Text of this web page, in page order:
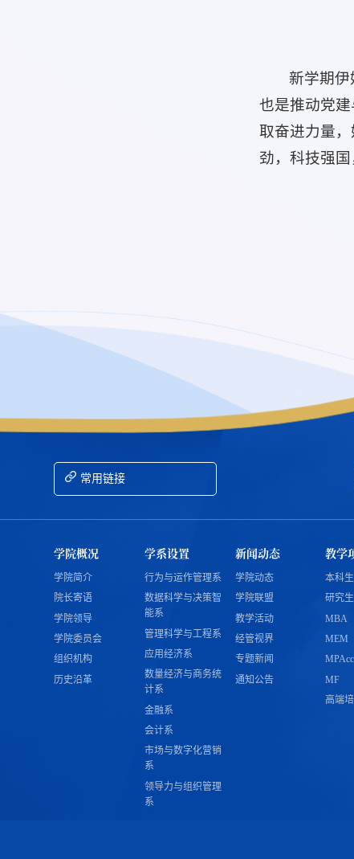
新学期伊
也是推动党
取奋进力量
劲，科技强
常用链接
学院概况
学院简介
院长寄语
学院领导
学院委员会
组织机构
历史沿革
学系设置
行为与运作管理系
数据科学与决策智
能系
管理科学与工程系
应用经济系
数量经济与商务统
计系
金融系
会计系
市场与数字化营销
系
领导力与组织管理
系
新闻动态
学院动态
学院联盟
教学活动
经管视界
专题新闻
通知公告
教学
本科生
研究生
MBA
MEM
MPAcc
MF
高端